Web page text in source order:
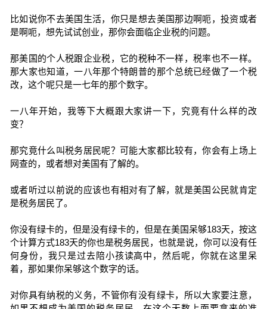
比如说你不去美国生活，你只是想去美国那边啊呃，投资或者
是啊呃，想先试试创业，那你会面临企业税的问题。
那美国的个人税跟企业税，它的税种不一样，税率也不一样。
那大家也知道，一八年那个特朗普的那个总统已经做了一个税
改，这个呢只是一七年的那个数字。
一八年开始，我等下大概跟大家讲一下，究竟有什么样的改
变？
那究竟什么叫税务居民呢？可能大家都比较有，你会有上场上
网查的，或者想对美国有了解的。
或者听过以前说的应该也有相对有了解，就是美国公民就肯定
是税务居民了。
你没有绿卡的，但是没有绿卡的，但是在美国呆够183天，按这
个计算方式183天的你也是税务居民，也就是说，你可以没有任
何身份，我只是过去陪小孩读高中，然后呢，你就在这里呆
着，那如果你呆够这个数字的话。
对你具有纳税的义务，不管你有没有绿卡，所以大家要注意，